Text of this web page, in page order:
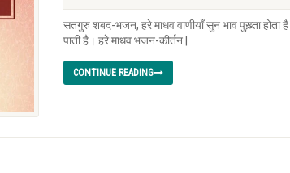
सतगुरु शबद-भजन, हरे माधव वाणीयाँ सुन भाव पुख़्ता
पाती है। हरे माधव भजन-कीर्तन |
CONTINUE READING